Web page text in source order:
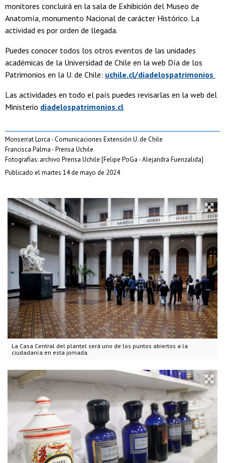
La Casa Central del plantel será uno de los puntos abiertos a la
ciudadanía en esta jornada.
monitores concluirá en la sala de Exhibición del Museo de
Anatomía, monumento Nacional de carácter Histórico. La
actividad es por orden de llegada.
Puedes conocer todos los otros eventos de las unidades
académicas de la Universidad de Chile en la web Día de los
Patrimonios en la U. de Chile: uchile.cl/diadelospatrimonios
Las actividades en todo el país puedes revisarlas en la web del
Ministerio diadelospatrimonios.cl
Monserrat Lorca - Comunicaciones Extensión U. de Chile
Francisca Palma - Prensa Uchile
Fotografías: archivo Prensa Uchile [Felipe PoGa - Alejandra Fuenzalida]
Publicado el martes 14 de mayo de 2024